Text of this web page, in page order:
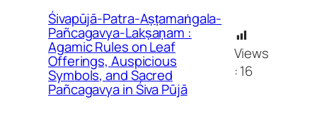
Śivapūjā-Patra-Aṣṭamaṅgala-
Pañcagavya-Lakṣaṇam :
Agamic Rules on Leaf
Offerings, Auspicious
Symbols, and Sacred
Pañcagavya in Śiva Pūjā
Views
:16